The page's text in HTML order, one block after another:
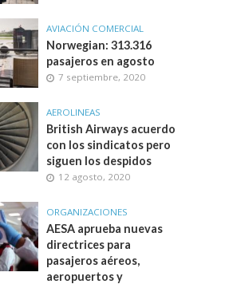
AVIACIÓN COMERCIAL
Norwegian: 313.316
pasajeros en agosto
7 septiembre, 2020
AEROLINEAS
British Airways acuerdo
con los sindicatos pero
siguen los despidos
12 agosto, 2020
ORGANIZACIONES
AESA aprueba nuevas
directrices para
pasajeros aéreos,
aeropuertos y